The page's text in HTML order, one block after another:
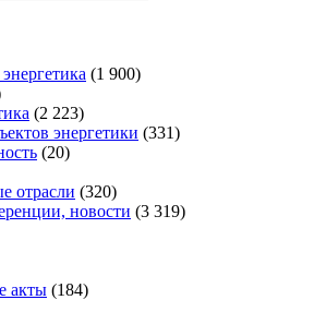
(1 900)
(2 223)
энергетики (331)
(20)
отрасли (320)
новости (3 319)
акты (184)